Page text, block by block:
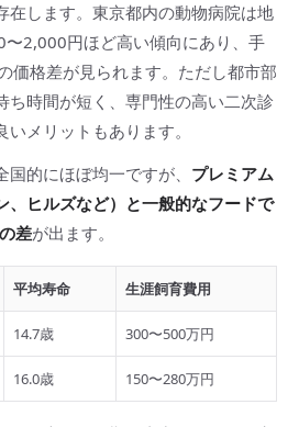
在します。東京都内の動物病院は地
2,000円ほど高い傾向にあり、手
価格差が見られます。ただし都市部
ち時間が短く、専門性の高い二次診
メリットもあります。
的にほぼ均一ですが、 プレミアム
、ヒルズなど）と一般的なフードで
差が出ます。
平均寿命 生涯飼育費用
14.7歳 300〜500万円
16.0歳 150〜280万円